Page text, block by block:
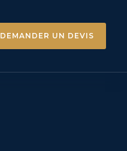
DEMANDER UN DEVIS